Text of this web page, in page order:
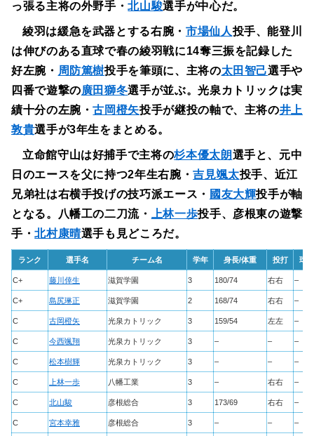
っ張る主将の外野手・北山駿選手が中心だ。
綾羽は緩急を武器とする右腕・ 市場仙人投手、能登川
は伸びのある直球で春の綾羽戦に14奪三振を記録した
好左腕・ 周防篤樹投手を筆頭に、主将の太田智己選手や
四番で遊撃の廣田獅冬選手が並ぶ。光泉カトリックは実
績十分の左腕・古岡橙矢投手が継投の軸で、主将の井上
敦貴選手が3年生をまとめる。
立命館守山は好捕手で主将の杉本優太朗選手と、元中
日のエースを父に持つ2年生右腕・吉見颯太投手、近江
兄弟社は右横手投げの技巧派エース・ 國友大輝投手が軸
となる。八幡工の二刀流・
上林一歩投手、彦根東の遊撃
手・北村康晴選手も見どころだ。
ランク 選手名 チーム名 学年 身長/体重 投打 球速
C+ 藤川倖生 滋賀学園 3 180/74 右右 –
C+ 島尻琳正 滋賀学園 2 168/74 右右 –
C 古岡橙矢 光泉カトリック 3 159/54 左左 –
C 今西颯翔 光泉カトリック 3 – – –
C 松本樹輝 光泉カトリック 3 – – –
C 上林一歩 八幡工業 3 – 右右 –
C 北山駿 彦根総合 3 173/69 右右 –
C 宮本幸雅 彦根総合 3 – – –